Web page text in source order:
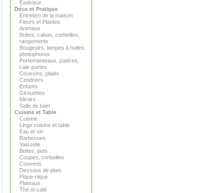
Extérieur
Déco et Pratique
Entretien de la maison
Fleurs et Plantes
Animaux
Boites, cabas, corbeilles,
rangements
Bougeoirs, lampes à huiles,
photophores
Portemanteaux, patères,
cale-portes
Coussins, plaids
Cendriers
Enfants
Girouettes
Miroirs
Salle de bain
Cuisine et Table
Cuisine
Linge cuisine et table
Eau et vin
Barbecues
Vaisselle
Boites, pots
Coupes, corbeilles
Couverts
Dessous de plats
Pique-nique
Plateaux
Thé et café